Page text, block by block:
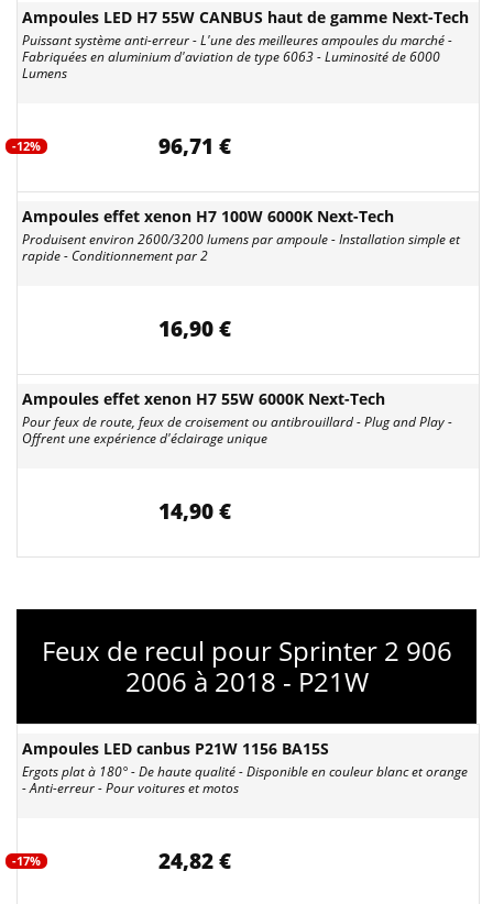
Ampoules LED H7 55W CANBUS haut de gamme Next-Tech
Puissant système anti-erreur - L'une des meilleures ampoules du marché -
Fabriquées en aluminium d'aviation de type 6063 - Luminosité de 6000
Lumens
-12% 96,71 €
Ampoules effet xenon H7 100W 6000K Next-Tech
Produisent environ 2600/3200 lumens par ampoule - Installation simple et
rapide - Conditionnement par 2
16,90 €
Ampoules effet xenon H7 55W 6000K Next-Tech
Pour feux de route, feux de croisement ou antibrouillard - Plug and Play -
Offrent une expérience d'éclairage unique
14,90 €
Feux de recul pour Sprinter 2 906
2006 à 2018 - P21W
Ampoules LED canbus P21W 1156 BA15S
Ergots plat à 180° - De haute qualité - Disponible en couleur blanc et orange
- Anti-erreur - Pour voitures et motos
-17% 24,82 €